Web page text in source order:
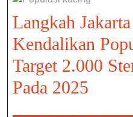
Langkah
Kendalikan
Target 2.000
Pada 2025